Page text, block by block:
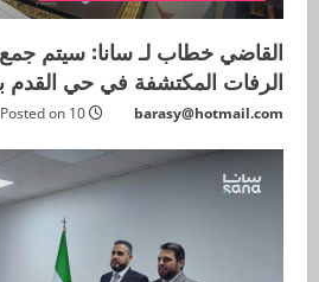
القاضي خطاب لـ سانا: سيتم جمع
الرفات المكتشفة في حي
barasy@hotmail.com